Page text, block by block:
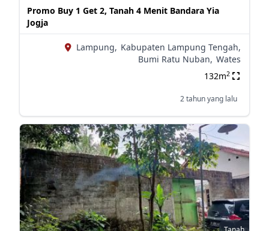
Promo Buy 1 Get 2, Tanah 4 Menit Bandara Yia
Jogja
Lampung, Kabupaten Lampung Tengah,
Bumi Ratu Nuban, Wates
132m2
2 tahun yang lalu